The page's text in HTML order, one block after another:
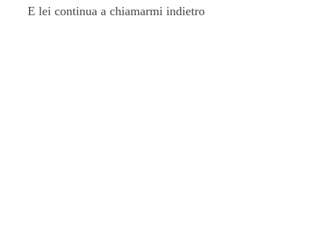
E lei continua a chiamarmi indietro